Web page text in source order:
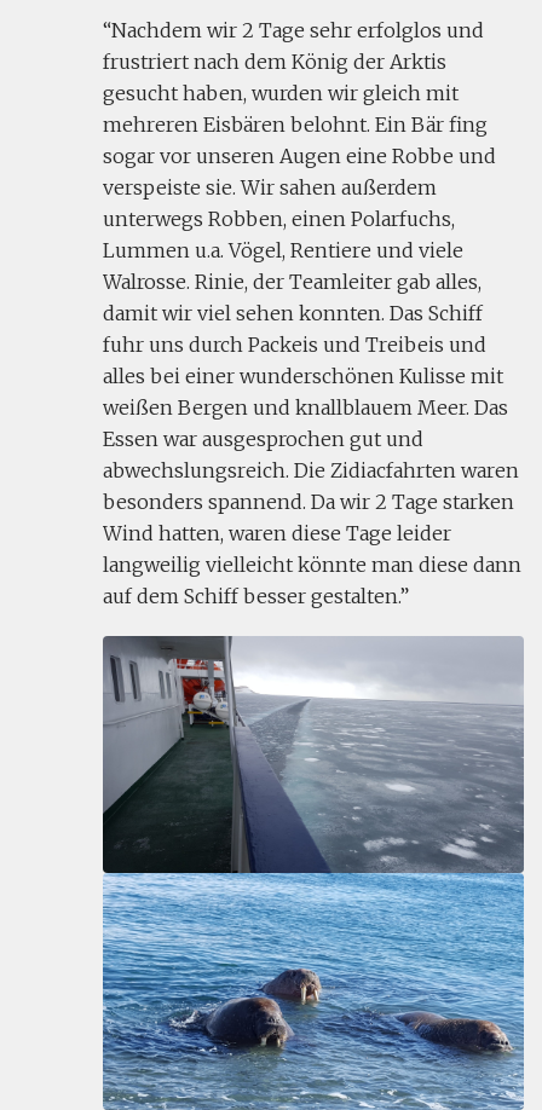
Nachdem wir 2 Tage sehr erfolglos und
frustriert nach dem König der Arktis
gesucht haben, wurden wir gleich mit
mehreren Eisbären belohnt. Ein Bär fing
sogar vor unseren Augen eine Robbe und
verspeiste sie. Wir sahen außerdem
unterwegs Robben, einen Polarfuchs,
Lummen u.a. Vögel, Rentiere und viele
Walrosse. Rinie, der Teamleiter gab alles,
damit wir viel sehen konnten. Das Schiff
fuhr uns durch Packeis und Treibeis und
alles bei einer wunderschönen Kulisse mit
weißen Bergen und knallblauem Meer. Das
Essen war ausgesprochen gut und
abwechslungsreich. Die Zidiacfahrten waren
besonders spannend. Da wir 2 Tage starken
Wind hatten, waren diese Tage leider
langweilig vielleicht könnte man diese dann
auf dem Schiff besser gestalten.